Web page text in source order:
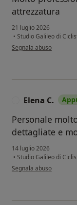
attrezzatura
21 luglio 2026
• Studio Galileo di
secondo l'opinione
Segnala abuso
Elena C.
Personale
dettagliate e
14 luglio 2026
• Studio Galileo di
secondo l'opinione
Segnala abuso